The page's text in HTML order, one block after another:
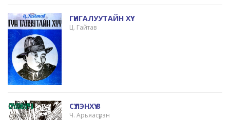
ГҮНГАЛУУТАЙН ХҮҮ
Ц. Гайтав
СҮҮЛЭНХҮҮ 8
Ч. Арьяасүрэн